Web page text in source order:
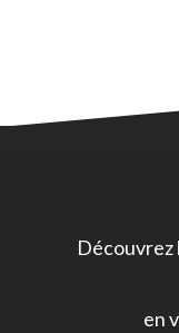
Découvrez
en